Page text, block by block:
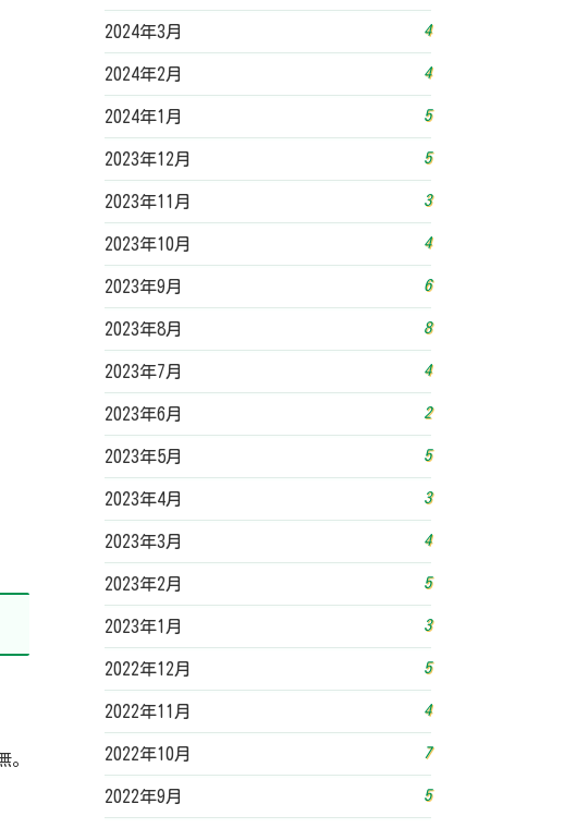
。
2024年3月 4
2024年2月 4
2024年1月 5
2023年12月 5
2023年11月 3
2023年10月 4
2023年9月 6
2023年8月 8
2023年7月 4
2023年6月 2
2023年5月 5
2023年4月 3
2023年3月 4
2023年2月 5
2023年1月 3
2022年12月 5
2022年11月 4
2022年10月 7
2022年9月 5